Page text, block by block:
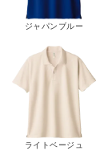
ジャパンブルー
ライトベージュ